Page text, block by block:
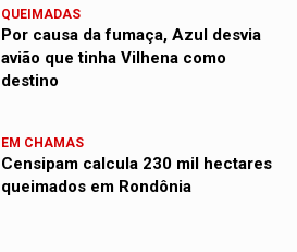
QUEIMADAS
Por causa da fumaça, Azul desvia
avião que tinha Vilhena como
destino
EM CHAMAS
Censipam calcula 230 mil hectares
queimados em Rondônia